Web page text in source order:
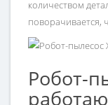
количеством
поворачивается,
Робот-